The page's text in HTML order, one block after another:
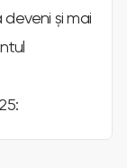
și mai